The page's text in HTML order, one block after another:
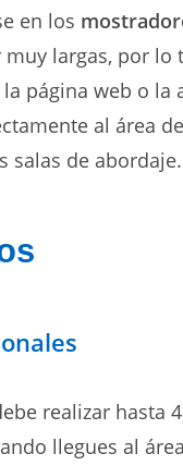
en los
largas, por lo
página web o la
al área
salas de abordaje.
realizar hasta
llegues al